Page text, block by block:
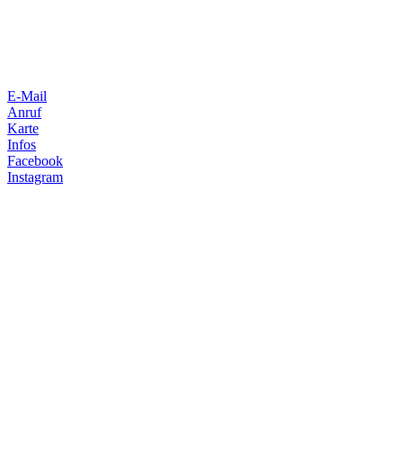
E-Mail
Anruf
Karte
Infos
Facebook
Instagram